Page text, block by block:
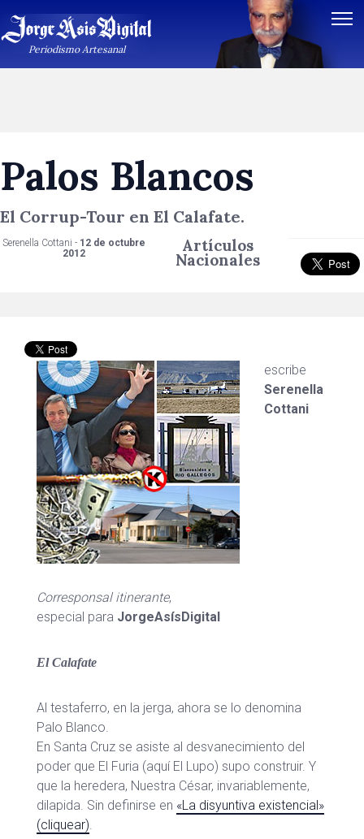
Periodismo Artesanal
Palos Blancos
El Corrup-Tour en El Calafate.
Serenella Cottani - 12 de octubre
2012
Artículos
Nacionales
escribe
Serenella
Cottani
Corresponsal itinerante,
especial para JorgeAsísDigital
El Calafate
Al testaferro, en la jerga, ahora se lo denomina
Palo Blanco.
En Santa Cruz se asiste al desvanecimiento del
poder que El Furia (aquí El Lupo) supo construir. Y
que la heredera, Nuestra César, invariablemente,
dilapida. Sin definirse en «La disyuntiva existencial»
(cliquear).